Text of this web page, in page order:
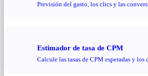
Previsión del gasto, los clics y las
Estimador de tasa de CPM
Calcule las tasas de CPM esperadas y los